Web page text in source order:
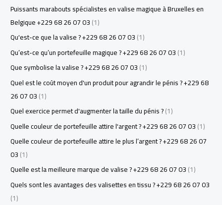
Puissants marabouts spécialistes en valise magique à Bruxelles en
Belgique +229 68 26 07 03(1)
Qu'est-ce que la valise ? +229 68 26 07 03(1)
Qu’est-ce qu’un portefeuille magique ? +229 68 26 07 03(1)
Que symbolise la valise ? +229 68 26 07 03(1)
Quel est le coût moyen d'un produit pour agrandir le pénis ? +229 68
26 07 03(1)
Quel exercice permet d'augmenter la taille du pénis ?(1)
Quelle couleur de portefeuille attire l'argent ? +229 68 26 07 03(1)
Quelle couleur de portefeuille attire le plus l’argent ? +229 68 26 07
03(1)
Quelle est la meilleure marque de valise ? +229 68 26 07 03(1)
Quels sont les avantages des valisettes en tissu ? +229 68 26 07 03
(1)